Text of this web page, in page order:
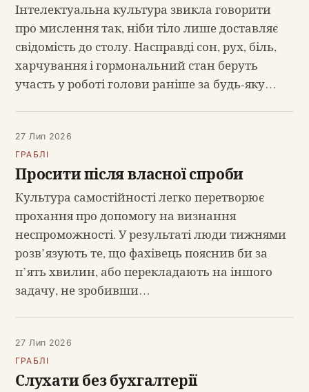
Інтелектуальна культура звикла говорити
про мислення так, ніби тіло лише доставляє
свідомість до столу. Насправді сон, рух, біль,
харчування і гормональний стан беруть
участь у роботі голови раніше за будь-яку…
27 Лип 2026
ГРАБЛІ
Просити після власної спроби
Культура самостійності легко перетворює
прохання про допомогу на визнання
неспроможності. У результаті люди тижнями
розв’язують те, що фахівець пояснив би за
п’ять хвилин, або перекладають на іншого
задачу, не зробивши…
27 Лип 2026
ГРАБЛІ
Слухати без бухгалтерії